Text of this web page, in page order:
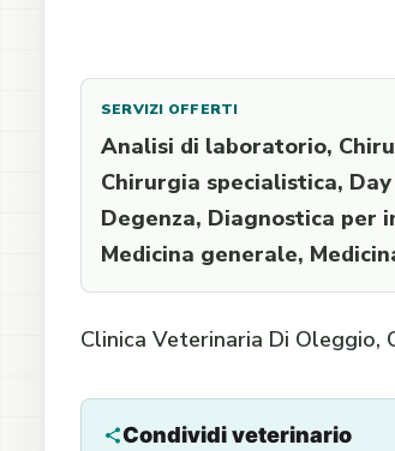
SERVIZI OFFERTI
Analisi di laboratorio,
Chirurgia specialistica,
Degenza, Diagnostica per
Medicina generale,
Clinica Veterinaria Di Oleggio,
Condividi veterinario